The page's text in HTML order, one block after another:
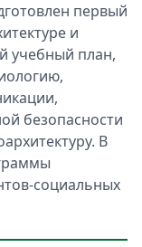
первый
и
учебный план,
безопасности
В
социальных